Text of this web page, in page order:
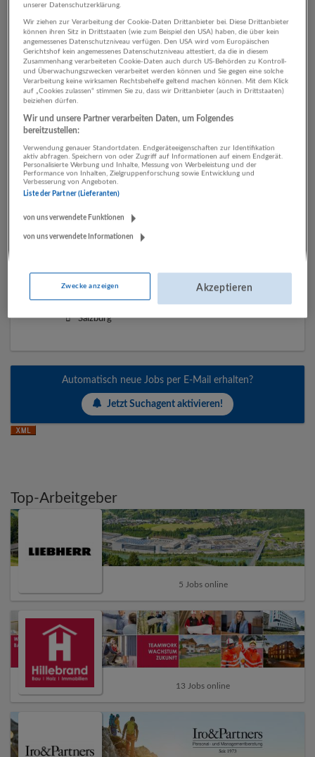
Expert:in Personalverrechnung (w/m)
19.03.2026,
Iro & Partners Personal- und
Managementberatung GmbH.
Personal Assistant | Global Investment Firm
05.03.2026,Iro & Partners Personal- und
Managementberatung GmbH.
Wien
Metall
19.12.2025, Iro & Partners Personal- und
Managementberatung GmbH.
Salzburg
Automatisch neue Jobs per E-Mail erhalten?
Jetzt Suchagent aktivieren!
Top-Arbeitgeber
5 Jobs online
13 Jobs online
unserer Datenschutzerklärung.
Wir ziehen zur Verarbeitung der Cookie-Daten Drittanbieter bei. Diese Drittanbieter
können ihren Sitz in Drittstaaten (wie zum Beispiel den USA) haben, die über kein
angemessenes Datenschutzniveau verfügen. Den USA wird vom Europäischen
Gerichtshof kein angemessenes Datenschutzniveau attestiert, da die in diesem
Zusammenhang verarbeiteten Cookie-Daten auch durch US-Behörden zu Kontroll-
und Überwachungszwecken verarbeitet werden können und Sie gegen eine solche
Verarbeitung keine wirksamen Rechtsbehelfe geltend machen können. Mit dem Klick
auf „Cookies zulassen“ stimmen Sie zu, dass wir Drittanbieter (auch in Drittstaaten)
beiziehen dürfen.
Wir und unsere Partner verarbeiten Daten, um Folgendes
bereitzustellen:
Verwendung genauer Standortdaten. Endgeräteeigenschaften zur Identifikation
aktiv abfragen. Speichern von oder Zugriff auf Informationen auf einem Endgerät.
Personalisierte Werbung und Inhalte, Messung von Werbeleistung und der
Performance von Inhalten, Zielgruppenforschung sowie Entwicklung und
Verbesserung von Angeboten.
Liste der Partner (Lieferanten)
von uns verwendete Funktionen
von uns verwendete Informationen
Zwecke anzeigen Akzeptieren